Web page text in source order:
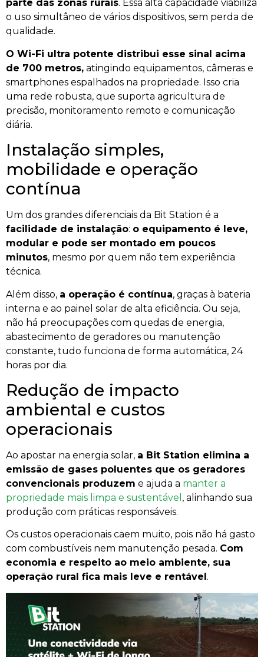
parte das zonas rurais. Essa alta capacidade viabiliza
o uso simultâneo de vários dispositivos, sem perda de
qualidade.
O Wi-Fi ultra potente distribui esse sinal acima
de 700 metros, atingindo equipamentos, câmeras e
smartphones espalhados na propriedade. Isso cria
uma rede robusta, que suporta agricultura de
precisão, monitoramento remoto e comunicação
diária.
Instalação simples,
mobilidade e operação
contínua
Um dos grandes diferenciais da Bit Station é a
facilidade de instalação: o equipamento é leve,
modular e pode ser montado em poucos
minutos, mesmo por quem não tem experiência
técnica.
Além disso, a operação é contínua, graças à bateria
interna e ao painel solar de alta eficiência. Ou seja,
não há preocupações com quedas de energia,
abastecimento de geradores ou manutenção
constante, tudo funciona de forma automática, 24
horas por dia.
Redução de impacto
ambiental e custos
operacionais
Ao apostar na energia solar, a Bit Station elimina a
emissão de gases poluentes que os geradores
convencionais produzem e ajuda a manter a
propriedade mais limpa e sustentável , alinhando sua
produção com práticas responsáveis.
Os custos operacionais caem muito, pois não há gasto
com combustíveis nem manutenção pesada. Com
economia e respeito ao meio ambiente, sua
operação rural fica mais leve e rentável .